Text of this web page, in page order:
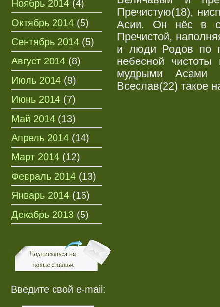
Ноябрь 2014 (4)
Октябрь 2014 (5)
Сентябрь 2014 (5)
Август 2014 (8)
Июль 2014 (9)
Июнь 2014 (7)
Май 2014 (13)
Апрель 2014 (14)
Март 2014 (12)
Февраль 2014 (13)
Январь 2014 (16)
Декабрь 2013 (5)
Введите свой e-mail:
Пречистую(18),
Асии. Он нёс в
Пречистой,
и люди Родов по
небесной
мудрыми Асами
Всеслав(22) такое